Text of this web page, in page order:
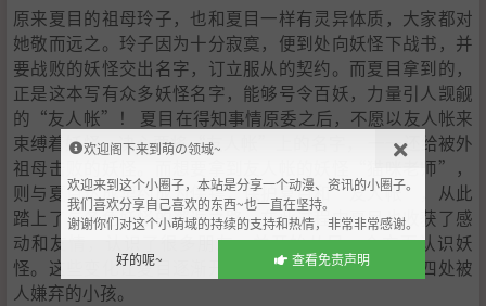
原来夏目的祖母玲子，也和夏目一样有灵异体质，大家都对
她敬而远之。玲子因为十分寂寞，便到处向妖怪下战书，并
要战败的妖怪交出名字，订立服从的契约。而夏目拿到的，
正是这本写有众多妖怪名字，能够号令百妖，力量引人觊觎
的“友人帐”！ 夏目在得知事情原委之后，不愿以友人帐来
束缚着妖怪，决心要将“友人帐”上的名字， 一一还给被外
祖母击败的妖怪。而想要拿到友人帐的妖怪“猫咪老师”，
则与夏目达成契约成为保镖，保护夏目和“友人帐”，从此
踏上了与各色妖怪的邂逅之路。在此过程中夏目也收获了感
动和友情，认识了很多朋友，并开始从另一个方面认识妖
怪。这些变化让夏目逐渐开朗起来，不再是童年那个四处被
人嫌弃的小孩。
欢迎阁下来到萌の领域~
欢迎来到这个小圈子，本站是分享一个动漫、资讯的小圈子。
我们喜欢分享自己喜欢的东西~也一直在坚持。
谢谢你们对这个小萌域的持续的支持和热情，非常非常感谢。
好的呢~
查看免责声明